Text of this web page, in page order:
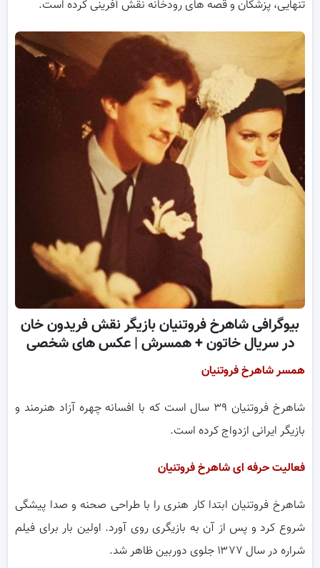
تنهایی، پزشکان و قصه های رودخانه نقش آفرینی کرده است.
بیوگرافی شاهرخ فروتنیان بازیگر نقش فریدون خان
در سریال خاتون + همسرش | عکس های شخصی
همسر شاهرخ فروتنیان
شاهرخ فروتنیان ۳۹ سال است که با افسانه چهره آزاد هنرمند و
بازیگر ایرانی ازدواج کرده است.
فعالیت حرفه ای شاهرخ فروتنیان
شاهرخ فروتنیان ابتدا کار هنری را با طراحی صحنه و صدا پیشگی
شروع کرد و پس از آن به بازیگری روی آورد. اولین بار برای فیلم
شراره در سال ۱۳۷۷ جلوی دوربین ظاهر شد.